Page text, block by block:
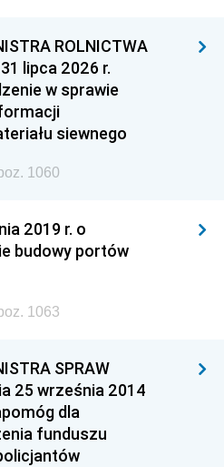
ROLNICTWA
lipca 2026 r.
w sprawie
siewnego
1060
2019 r. o
budowy portów
1063
SPRAW
25 września 2014
dla
funduszu